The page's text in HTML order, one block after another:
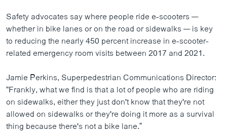
Safety advocates say where people ride e-scooters —
whether in bike lanes or on the road or sidewalks — is key
to reducing the nearly 450 percent increase in e-scooter-
related emergency room visits between 2017 and 2021.
Jamie Perkins, Superpedestrian Communications Director:
“Frankly, what we find is that a lot of people who are riding
on sidewalks, either they just don't know that they're not
allowed on sidewalks or they're doing it more as a survival
thing because there's not a bike lane.”